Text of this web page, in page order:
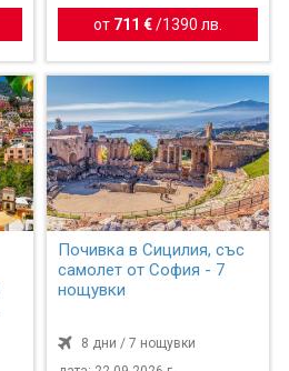
от 711 €/ 1390 лв.
Почивка в Сицилия, със
самолет от София - 7
нощувки
8 дни / 7 нощувки